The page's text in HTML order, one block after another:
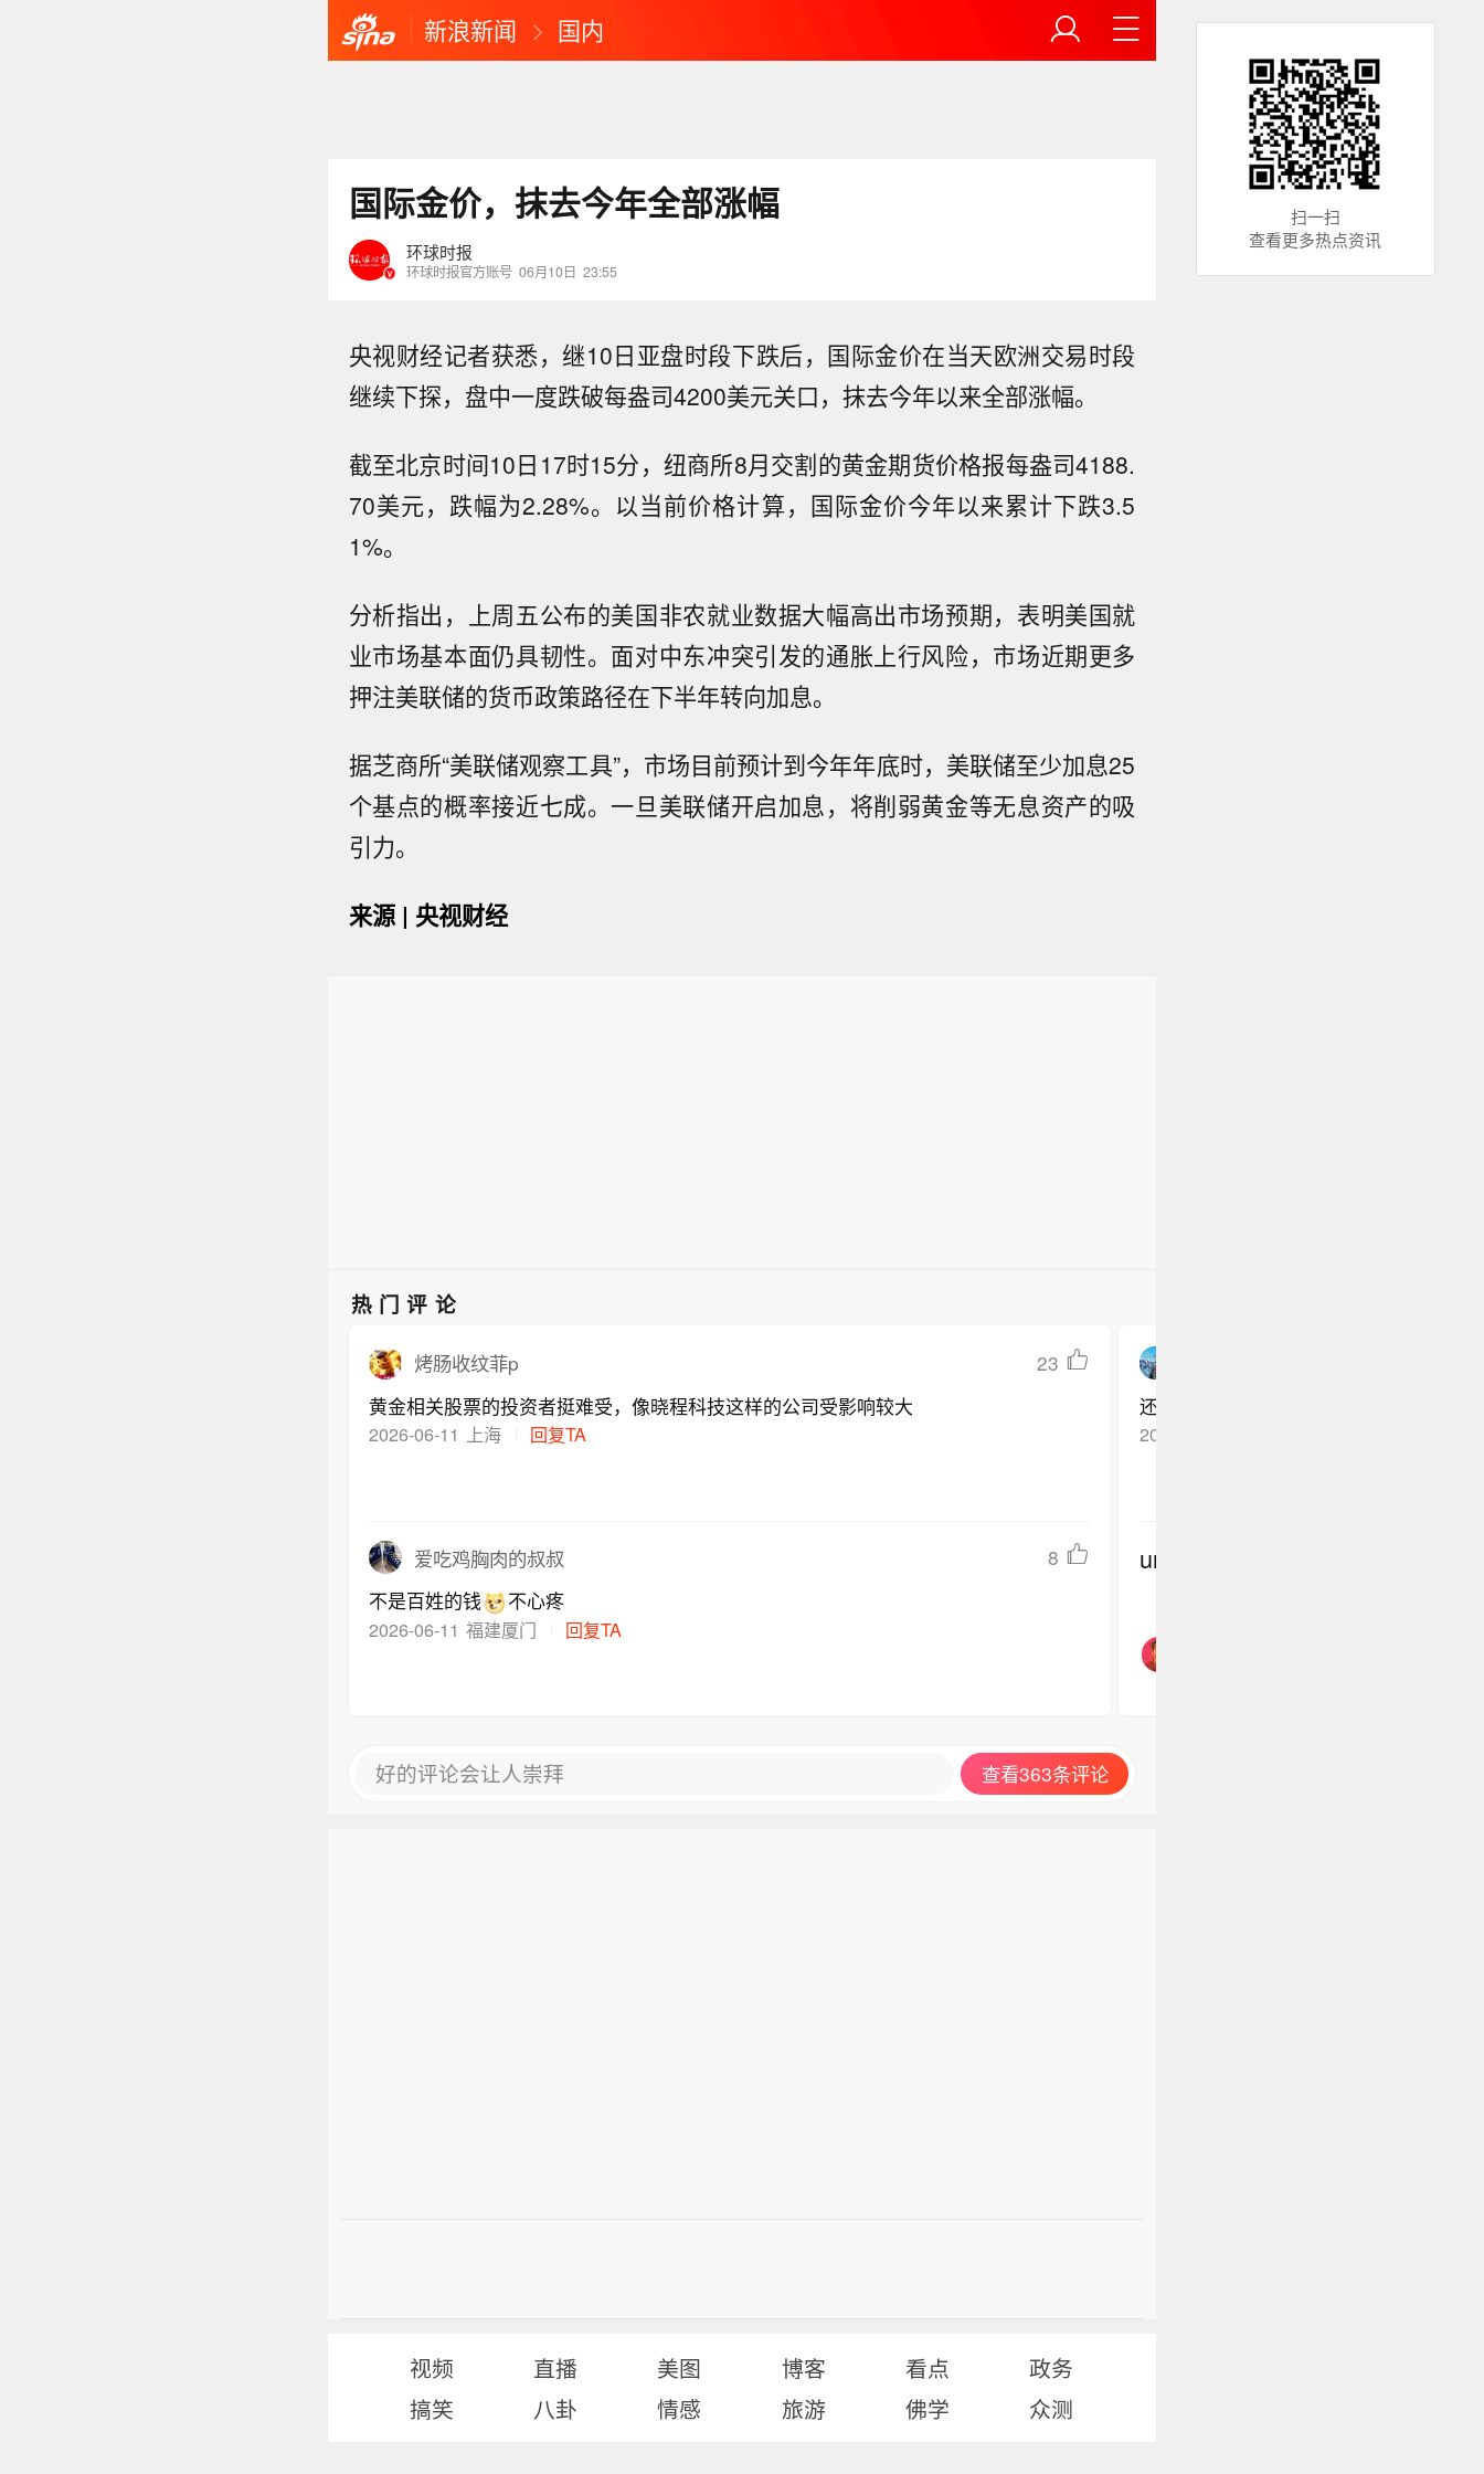
新浪新闻 国内
国际金价，抹去今年全部涨幅
环球时报
环球时报官方账号 06月10日 23:55
央视财经记者获悉，继10日亚盘时段下跌后，国际金价在当天欧洲交易时段
继续下探，盘中一度跌破每盎司4200美元关口，抹去今年以来全部涨幅。
截至北京时间10日17时15分，纽商所8月交割的黄金期货价格报每盎司4188.
70美元，跌幅为2.28%。以当前价格计算，国际金价今年以来累计下跌3.5
1%。
分析指出，上周五公布的美国非农就业数据大幅高出市场预期，表明美国就
业市场基本面仍具韧性。面对中东冲突引发的通胀上行风险，市场近期更多
押注美联储的货币政策路径在下半年转向加息。
据芝商所“美联储观察工具”，市场目前预计到今年年底时，美联储至少加息25
个基点的概率接近七成。一旦美联储开启加息，将削弱黄金等无息资产的吸
引力。
来源 | 央视财经
热门评论
烤肠收纹菲p
23
黄金相关股票的投资者挺难受，像晓程科技这样的公司受影响较大
2026-06-11 上海 回复TA
爱吃鸡胸肉的叔叔
8
不是百姓的钱
不心疼
2026-06-11 福建厦门 回复TA
还会继续
2026-06-11
undefined
好的评论会让人崇拜 查看363条评论
视频 直播 美图 博客 看点
政务
搞笑
八卦 情感 旅游 佛学 众测
扫一扫
查看更多热点资讯